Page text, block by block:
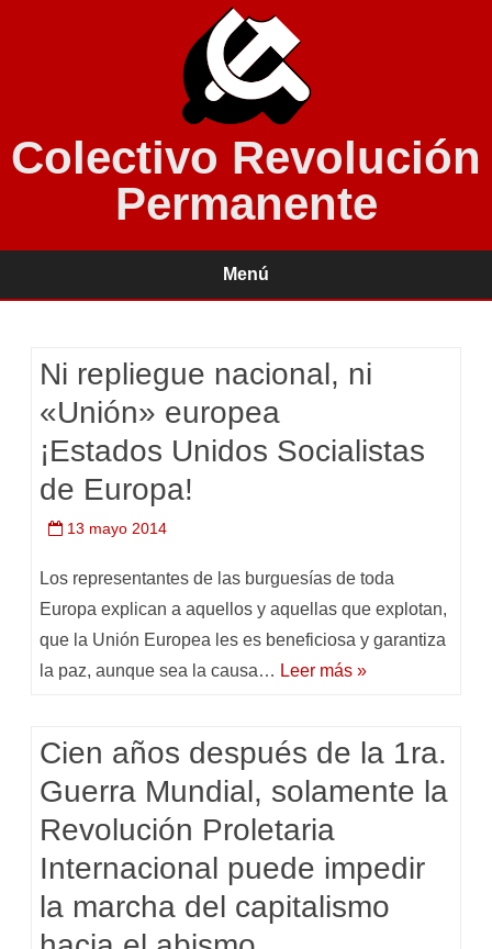
Colectivo Revolución
Permanente
Menú
Ni repliegue nacional, ni
«Unión» europea
¡Estados Unidos Socialistas
de Europa!
13 mayo 2014
Los representantes de las burguesías de toda
Europa explican a aquellos y aquellas que explotan,
que la Unión Europea les es beneficiosa y garantiza
la paz, aunque sea la causa… Leer más »
Cien años después de la 1ra.
Guerra Mundial, solamente la
Revolución Proletaria
Internacional puede impedir
la marcha del capitalismo